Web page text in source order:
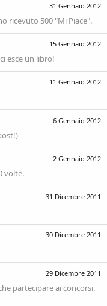
31 Gennaio 2012
ricevuto 500 "Mi Piace".
15 Gennaio 2012
esce un libro!
11 Gennaio 2012
6 Gennaio 2012
2 Gennaio 2012
volte.
31 Dicembre 2011
30 Dicembre 2011
29 Dicembre 2011
partecipare ai concorsi.